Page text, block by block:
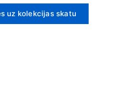
uz kolekcijas skatu